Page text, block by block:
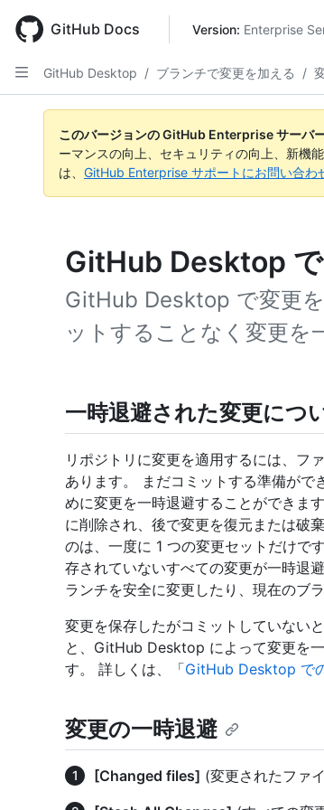
main
content
GitHub Docs Version: Enterprise
GitHub Desktop / ブランチで変更を加える /
このバージョンの GitHub Enterprise サーバ
ーマンスの向上、セキュリティの向上、新機
は、 GitHub Enterprise サポートにお問い合わ
GitHub Desktop
GitHub Desktop で変更
ットすることなく変更を
一時退避された変更につ
リポジトリに変更を適用するには、フ
あります。 まだコミットする準備がで
めに変更を一時退避することができま
に削除され、後で変更を復元または破
のは、一度に 1 つの変更セットだけ
存されていないすべての変更が一時退
ランチを安全に変更したり、現在のブ
変更を保存したがコミットしていない
と、GitHub Desktop によって変更を
す。 詳しくは、「GitHub Desktop で
変更の一時退避
[Changed files] (変更されたファ